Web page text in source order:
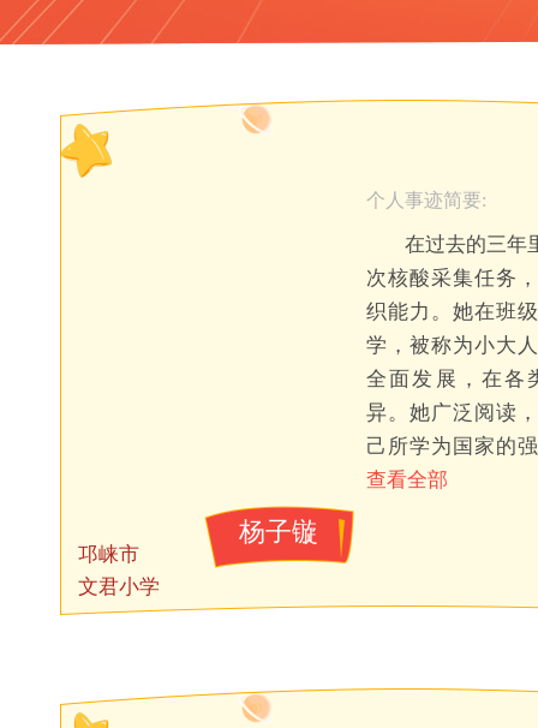
杨子镟
邛崃市
文君小学
个人事迹简要:
在过去的三年
次核酸采集任务
织能力。她在班
学，被称为小大
全面发展，在各
异。她广泛阅读
己所学为国家的
查看全部